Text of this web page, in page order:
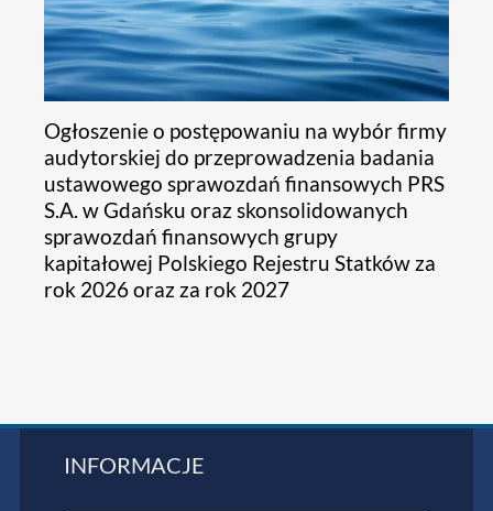
Ogłoszenie o postępowaniu na wybór firmy
audytorskiej do przeprowadzenia badania
ustawowego sprawozdań finansowych PRS
S.A. w Gdańsku oraz skonsolidowanych
sprawozdań finansowych grupy
kapitałowej Polskiego Rejestru Statków za
rok 2026 oraz za rok 2027
INFORMACJE